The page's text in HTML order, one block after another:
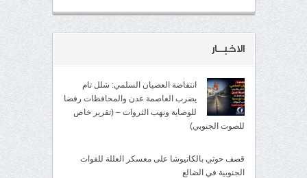
الاخبــار
انتفاضة العصيان السلمي: شلل تام
يضرب العاصمة عدن والمحافظات رفضا
للوصاية ونهب الثروات – (تقرير خاص
للصوت الجنوبي)
قصف حوثي بالكاتيوشا على معسكر العللة للقوات
الجنوبية في الضالع